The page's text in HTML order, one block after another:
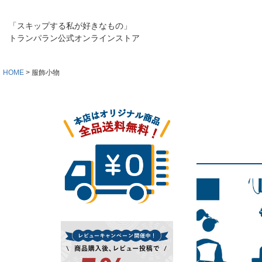
「スキップする私が好きなもの」
トランパラン公式オンラインストア
HOME 服飾小物